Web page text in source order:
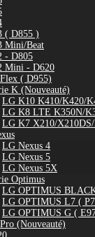
( D855 )
Mini/Beat
- D805
Mini - D620
( D955)
K (Nouveauté)
LG K10 K410/K420/
LG K8 LTE K350N/
LG K7 X210/
LG Nexus 4
LG Nexus 5
LG Nexus 5X
Optimus
LG OPTIMUS
LG OPTIMUS L7 (
LG OPTIMUS G (
(Nouveauté)